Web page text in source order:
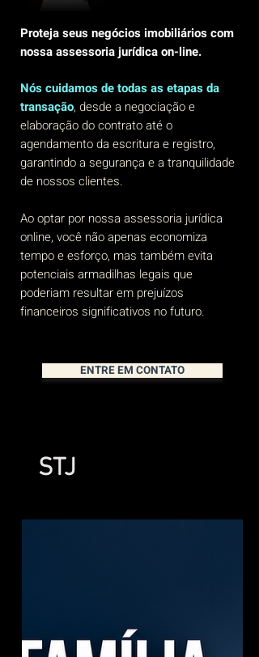
Proteja seus negócios imobiliários com
nossa assessoria jurídica on-line.
Nós cuidamos de todas as etapas da
transação, desde a negociação e
elaboração do contrato até o
agendamento da escritura e registro,
garantindo a segurança e a tranquilidade
de nossos clientes.
Ao optar por nossa assessoria jurídica
online, você não apenas economiza
tempo e esforço, mas também evita
potenciais armadilhas legais que
poderiam resultar em prejuízos
financeiros significativos no futuro.
ENTRE EM CONTATO
STJ